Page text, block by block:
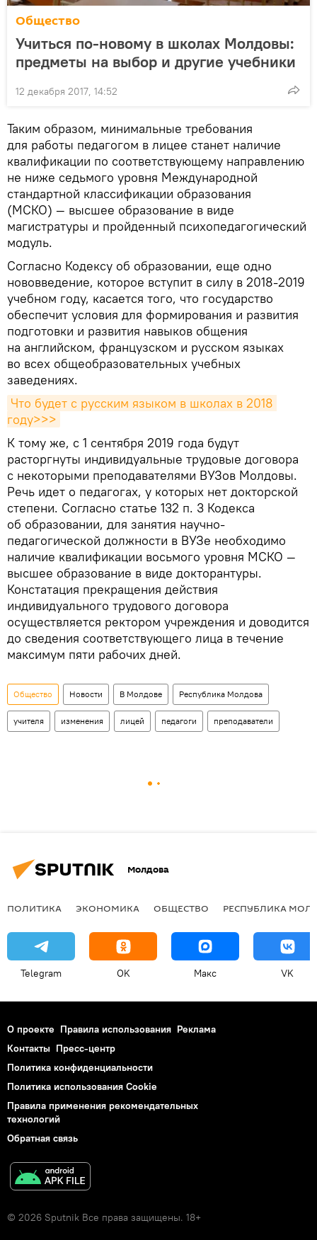
Общество
Учиться по-новому в школах Молдовы:
предметы на выбор и другие учебники
12 декабря 2017, 14:52
Таким образом, минимальные требования
для работы педагогом в лицее станет наличие
квалификации по соответствующему направлению
не ниже седьмого уровня Международной
стандартной классификации образования
(МСКО) — высшее образование в виде
магистратуры и пройденный психопедагогический
модуль.
Согласно Кодексу об образовании, еще одно
нововведение, которое вступит в силу в 2018-2019
учебном году, касается того, что государство
обеспечит условия для формирования и развития
подготовки и развития навыков общения
на английском, французском и русском языках
во всех общеобразовательных учебных
заведениях.
Что будет с русским языком в школах в 2018
году>>>
К тому же, с 1 сентября 2019 года будут
расторгнуты индивидуальные трудовые договора
с некоторыми преподавателями ВУЗов Молдовы.
Речь идет о педагогах, у которых нет докторской
степени. Согласно статье 132 п. 3 Кодекса
об образовании, для занятия научно-
педагогической должности в ВУЗе необходимо
наличие квалификации восьмого уровня МСКО —
высшее образование в виде докторантуры.
Констатация прекращения действия
индивидуального трудового договора
осуществляется ректором учреждения и доводится
до сведения соответствующего лица в течение
максимум пяти рабочих дней.
Общество Новости В Молдове Республика Молдова
учителя изменения лицей педагоги преподаватели
Молдова
ПОЛИТИКА ЭКОНОМИКА ОБЩЕСТВО РЕСПУБЛИКА
Telegram OK Макс VK
О проекте Правила использования Реклама
Контакты Пресс-центр
Политика конфиденциальности
Политика использования Cookie
Правила применения рекомендательных
технологий
Обратная связь
© 2026 Sputnik Все права защищены. 18+